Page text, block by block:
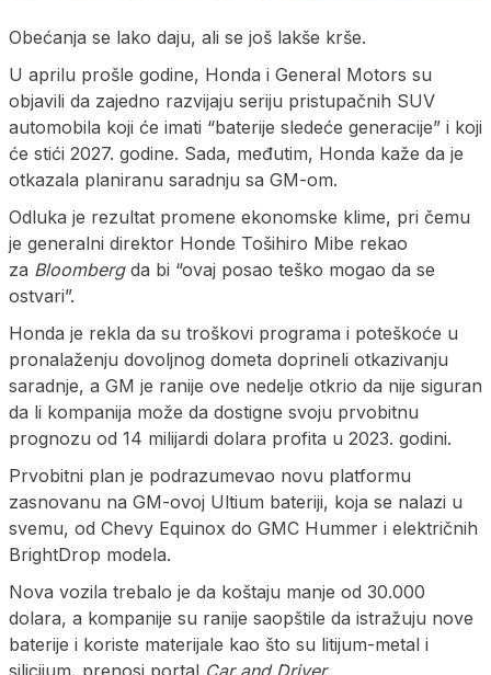
Obećanja se lako daju, ali se još lakše krše.
U aprilu prošle godine, Honda i General Motors su
objavili da zajedno razvijaju seriju pristupačnih SUV
automobila koji će imati “baterije sledeće generacije” i koji
će stići 2027. godine. Sada, međutim, Honda kaže da je
otkazala planiranu saradnju sa GM-om.
Odluka je rezultat promene ekonomske klime, pri čemu
je generalni direktor Honde Tošihiro Mibe rekao
za Bloomberg da bi “ovaj posao teško mogao da se
ostvari”.
Honda je rekla da su troškovi programa i poteškoće u
pronalaženju dovoljnog dometa doprineli otkazivanju
saradnje, a GM je ranije ove nedelje otkrio da nije siguran
da li kompanija može da dostigne svoju prvobitnu
prognozu od 14 milijardi dolara profita u 2023. godini.
Prvobitni plan je podrazumevao novu platformu
zasnovanu na GM-ovoj Ultium bateriji, koja se nalazi u
svemu, od Chevy Equinox do GMC Hummer i električnih
BrightDrop modela.
Nova vozila trebalo je da koštaju manje od 30.000
dolara, a kompanije su ranije saopštile da istražuju nove
baterije i koriste materijale kao što su litijum-metal i
silicijum, prenosi portal Car and Driver.